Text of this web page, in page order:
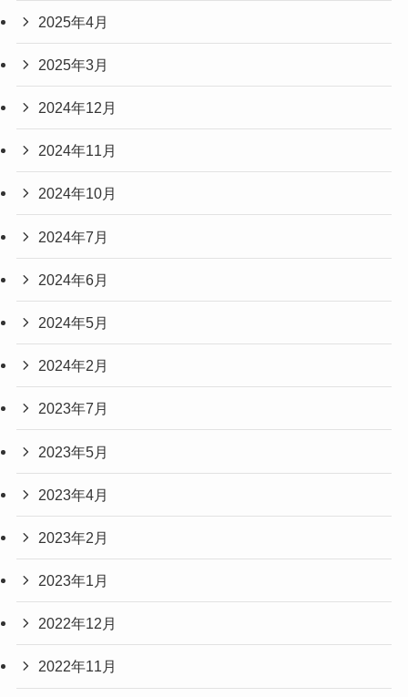
2025年4月
2025年3月
2024年12月
2024年11月
2024年10月
2024年7月
2024年6月
2024年5月
2024年2月
2023年7月
2023年5月
2023年4月
2023年2月
2023年1月
2022年12月
2022年11月